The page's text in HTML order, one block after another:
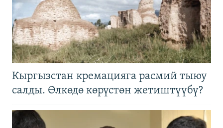
Кыргызстан кремацияга расмий тыюу
салды. Өлкөдө көрүстөн жетиштүүбү?